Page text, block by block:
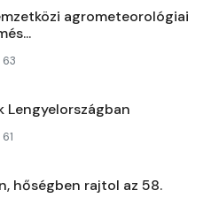
agrometeorológiai
63
Lengyelországban
61
hőségben rajtol az 58.